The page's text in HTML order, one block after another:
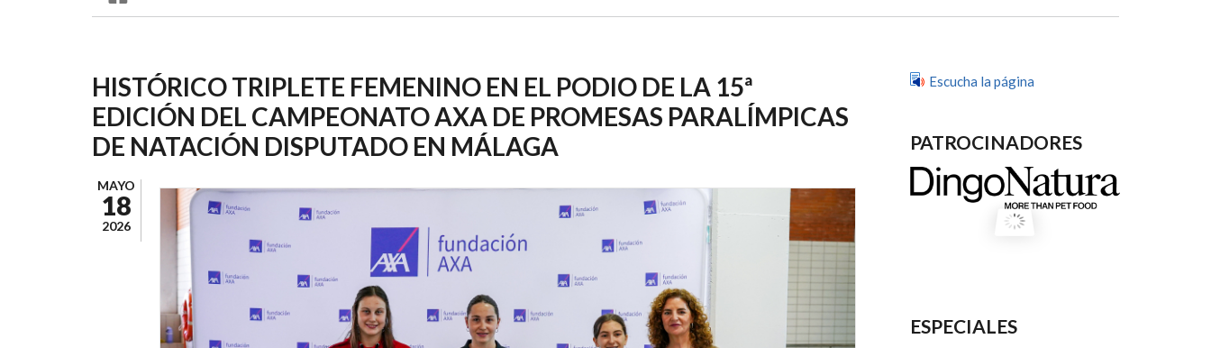
SOBRESCRIBIR
DE
AYUDA
A
LA
NAVEGACIÓN
HISTÓRICO TRIPLETE FEMENINO EN EL PODIO DE LA 15ª
EDICIÓN DEL CAMPEONATO AXA DE PROMESAS PARALÍMPICAS
DE NATACIÓN DISPUTADO EN MÁLAGA
MAYO
18
2026
Escucha la página
PATROCINADORES
ESPECIALES